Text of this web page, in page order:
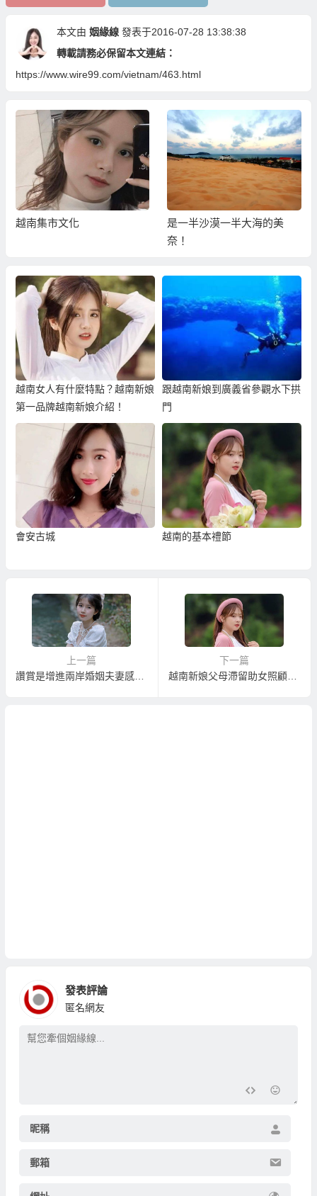
本文由 姻緣線 發表于2016-07-28 13:38:38
轉載請務必保留本文連結：
https://www.wire99.com/vietnam/463.html
越南集市文化
是一半沙漠一半大海的美
奈！
越南女人有什麼特點？越南新娘
第一品牌越南新娘介紹！
跟越南新娘到廣義省參觀水下拱
門
會安古城 越南的基本禮節
上一篇
讚賞是增進兩岸婚姻夫妻感情的絕佳途徑！
下一篇
越南新娘父母滯留助女照顧親家免收容
發表評論
匿名網友
昵稱
郵箱